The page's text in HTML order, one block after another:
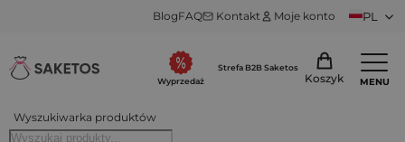
BlogFAQ Kontakt Moje konto PL
Wyszukiwarka produktów
Wyprzedaż
Strefa B2B Saketos
Koszyk MENU